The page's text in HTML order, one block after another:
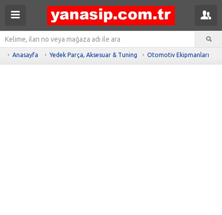
Anasayfa Yedek Parça, Aksesuar & Tuning Otomotiv Ekipmanları